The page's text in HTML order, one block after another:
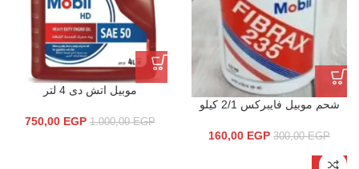
شحم موبيل فايبركس 2/1 كيلو
300,00EGP
160,00 EGP
موبيل اتش دى 4 لتر
1.000,00EGP
750,00 EGP
-55%